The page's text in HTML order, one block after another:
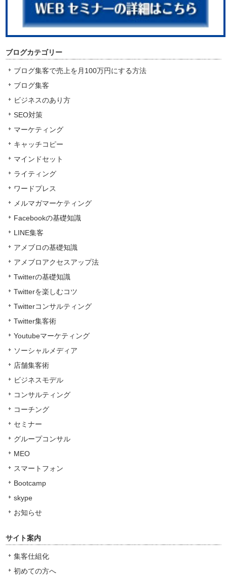
ブログカテゴリー
ブログ集客で売上を月100万円にする方法
ブログ集客
ビジネスのあり方
SEO対策
マーケティング
キャッチコピー
マインドセット
ライティング
ワードプレス
メルマガマーケティング
Facebookの基礎知識
LINE集客
アメブロの基礎知識
アメブロアクセスアップ法
Twitterの基礎知識
Twitterを楽しむコツ
Twitterコンサルティング
Twitter集客術
Youtubeマーケティング
ソーシャルメディア
店舗集客術
ビジネスモデル
コンサルティング
コーチング
セミナー
グループコンサル
MEO
スマートフォン
Bootcamp
skype
お知らせ
サイト案内
集客仕組化
初めての方へ